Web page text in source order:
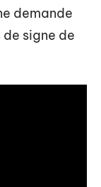
demande
signe de